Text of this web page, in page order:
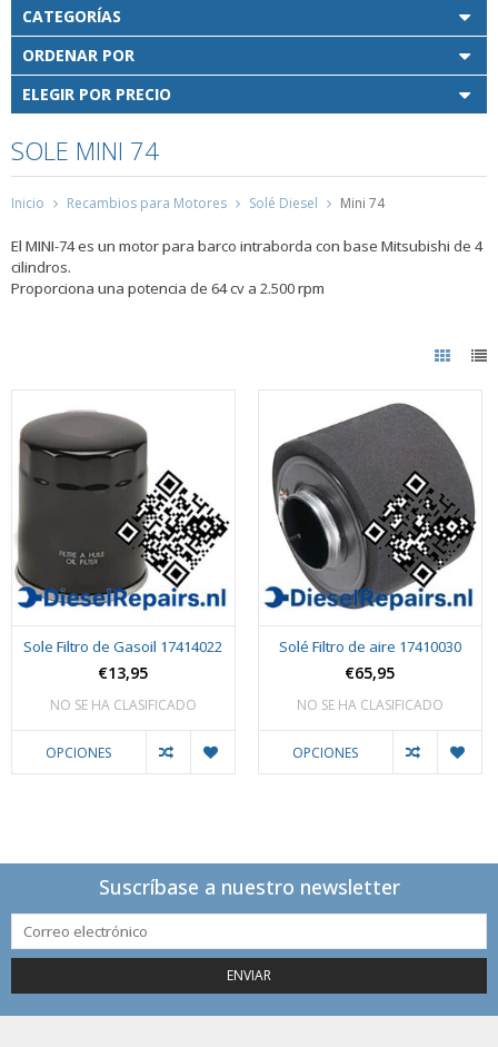
CATEGORÍAS
ORDENAR POR
ELEGIR POR PRECIO
SOLE MINI 74
Inicio Recambios para Motores Solé Diesel Mini 74
El MINI-74 es un motor para barco intraborda con base Mitsubishi de 4
cilindros.
Proporciona una potencia de 64 cv a 2.500 rpm
Sole Filtro de Gasoil 17414022
€13,95
NO SE HA CLASIFICADO
OPCIONES
Solé Filtro de aire 17410030
€65,95
NO SE HA CLASIFICADO
OPCIONES
Suscríbase a nuestro newsletter
ENVIAR